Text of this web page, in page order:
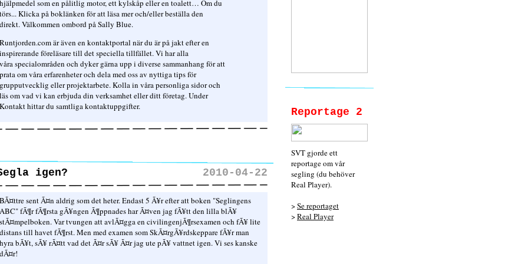
hjälpmedel som en pålitlig motor, ett kylskåp eller en toalett… Om du
törs... Klicka på boklänken för att läsa mer och/eller beställa den
direkt. Välkommen ombord på Sally Blue.
Runtjorden.com är även en kontaktportal när du är på jakt efter en
inspirerande föreläsare till det speciella tillfället. Vi har alla
våra specialområden och dyker gärna upp i diverse sammanhang för att
prata om våra erfarenheter och dela med oss av nyttiga tips för
grupputvecklig eller projektarbete. Kolla in våra personliga sidor och
läs om vad vi kan erbjuda din verksamhet eller ditt företag. Under
Kontakt hittar du samtliga kontaktuppgifter.
igen? 2010-04-22
BÃ¤ttre sent Ã¤n aldrig som det heter. Endast 5 Ã¥r efter att boken "Seglingens
ABC" fÃ¶r fÃ¶rsta gÃ¥ngen Ã¶ppnades har Ã¤ven jag fÃ¥tt den lilla blÃ¥
stÃ¤mpelboken. Var tvungen att avlÃ¤gga en civilingenjÃ¶rsexamen och fÃ¥ lite
distans till havet fÃ¶rst. Men med examen som SkÃ¤rgÃ¥rdskeppare fÃ¥r man
hyra bÃ¥t, sÃ¥ rÃ¤tt vad det Ã¤r sÃ¥ Ã¤r jag ute pÃ¥ vattnet igen. Vi ses kanske
dÃ¤r!
Reportage 2
SVT gjorde ett
reportage om vår
segling (du behöver
Real Player).
>Se reportaget
>Real Player